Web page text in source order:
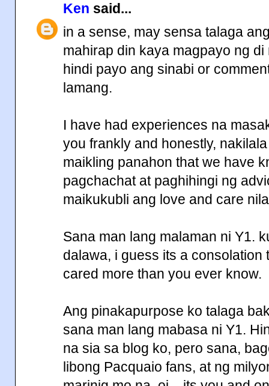
Ken said...
in a sense, may sensa talaga
mahirap din kaya magpayo ng
hindi payo ang sinabi or
lamang.
I have had experiences na
you frankly and honestly,
maikling panahon that we have
pagchachat at paghihingi ng
maikukubli ang love and care
Sana man lang malaman ni Y1.
dalawa, i guess its a
cared more than you ever know.
Ang pinakapurpose ko talaga
sana man lang mabasa ni Y1.
na sia sa blog ko, pero sana,
libong Pacquaio fans, at ng